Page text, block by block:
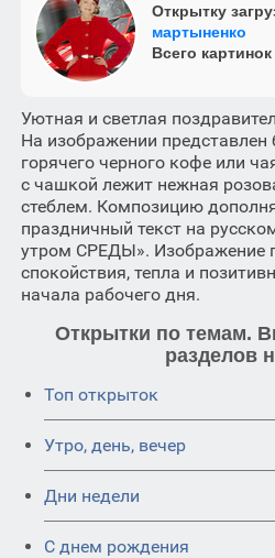
Открытку
мартыненко
Всего
Уютная и светлая
На изображении
горячего черного кофе или
с чашкой лежит нежная
стеблем. Композицию
праздничный текст на
утром СРЕДЫ». Изображение
спокойствия, тепла и
начала рабочего дня.
Открытки по темам.
разделов
Топ открыток
Утро, день, вечер
Дни недели
C днем рождения